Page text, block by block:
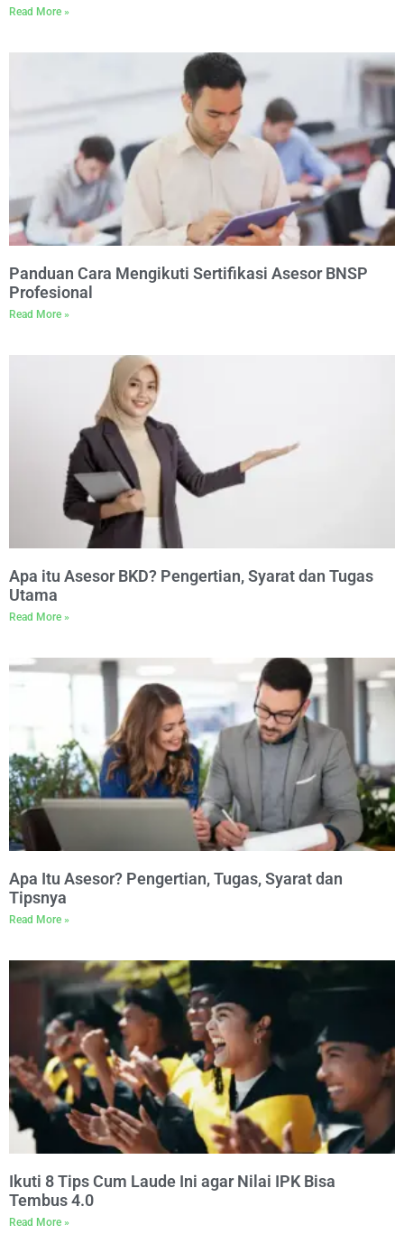
Read More »
Panduan Cara Mengikuti Sertifikasi Asesor BNSP
Profesional
Read More »
Apa itu Asesor BKD? Pengertian, Syarat dan Tugas
Utama
Read More »
Apa Itu Asesor? Pengertian, Tugas, Syarat dan
Tipsnya
Read More »
Ikuti 8 Tips Cum Laude Ini agar Nilai IPK Bisa
Tembus 4.0
Read More »